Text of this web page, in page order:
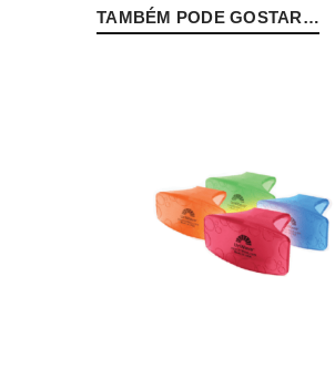
TAMBÉM PODE GOSTAR…